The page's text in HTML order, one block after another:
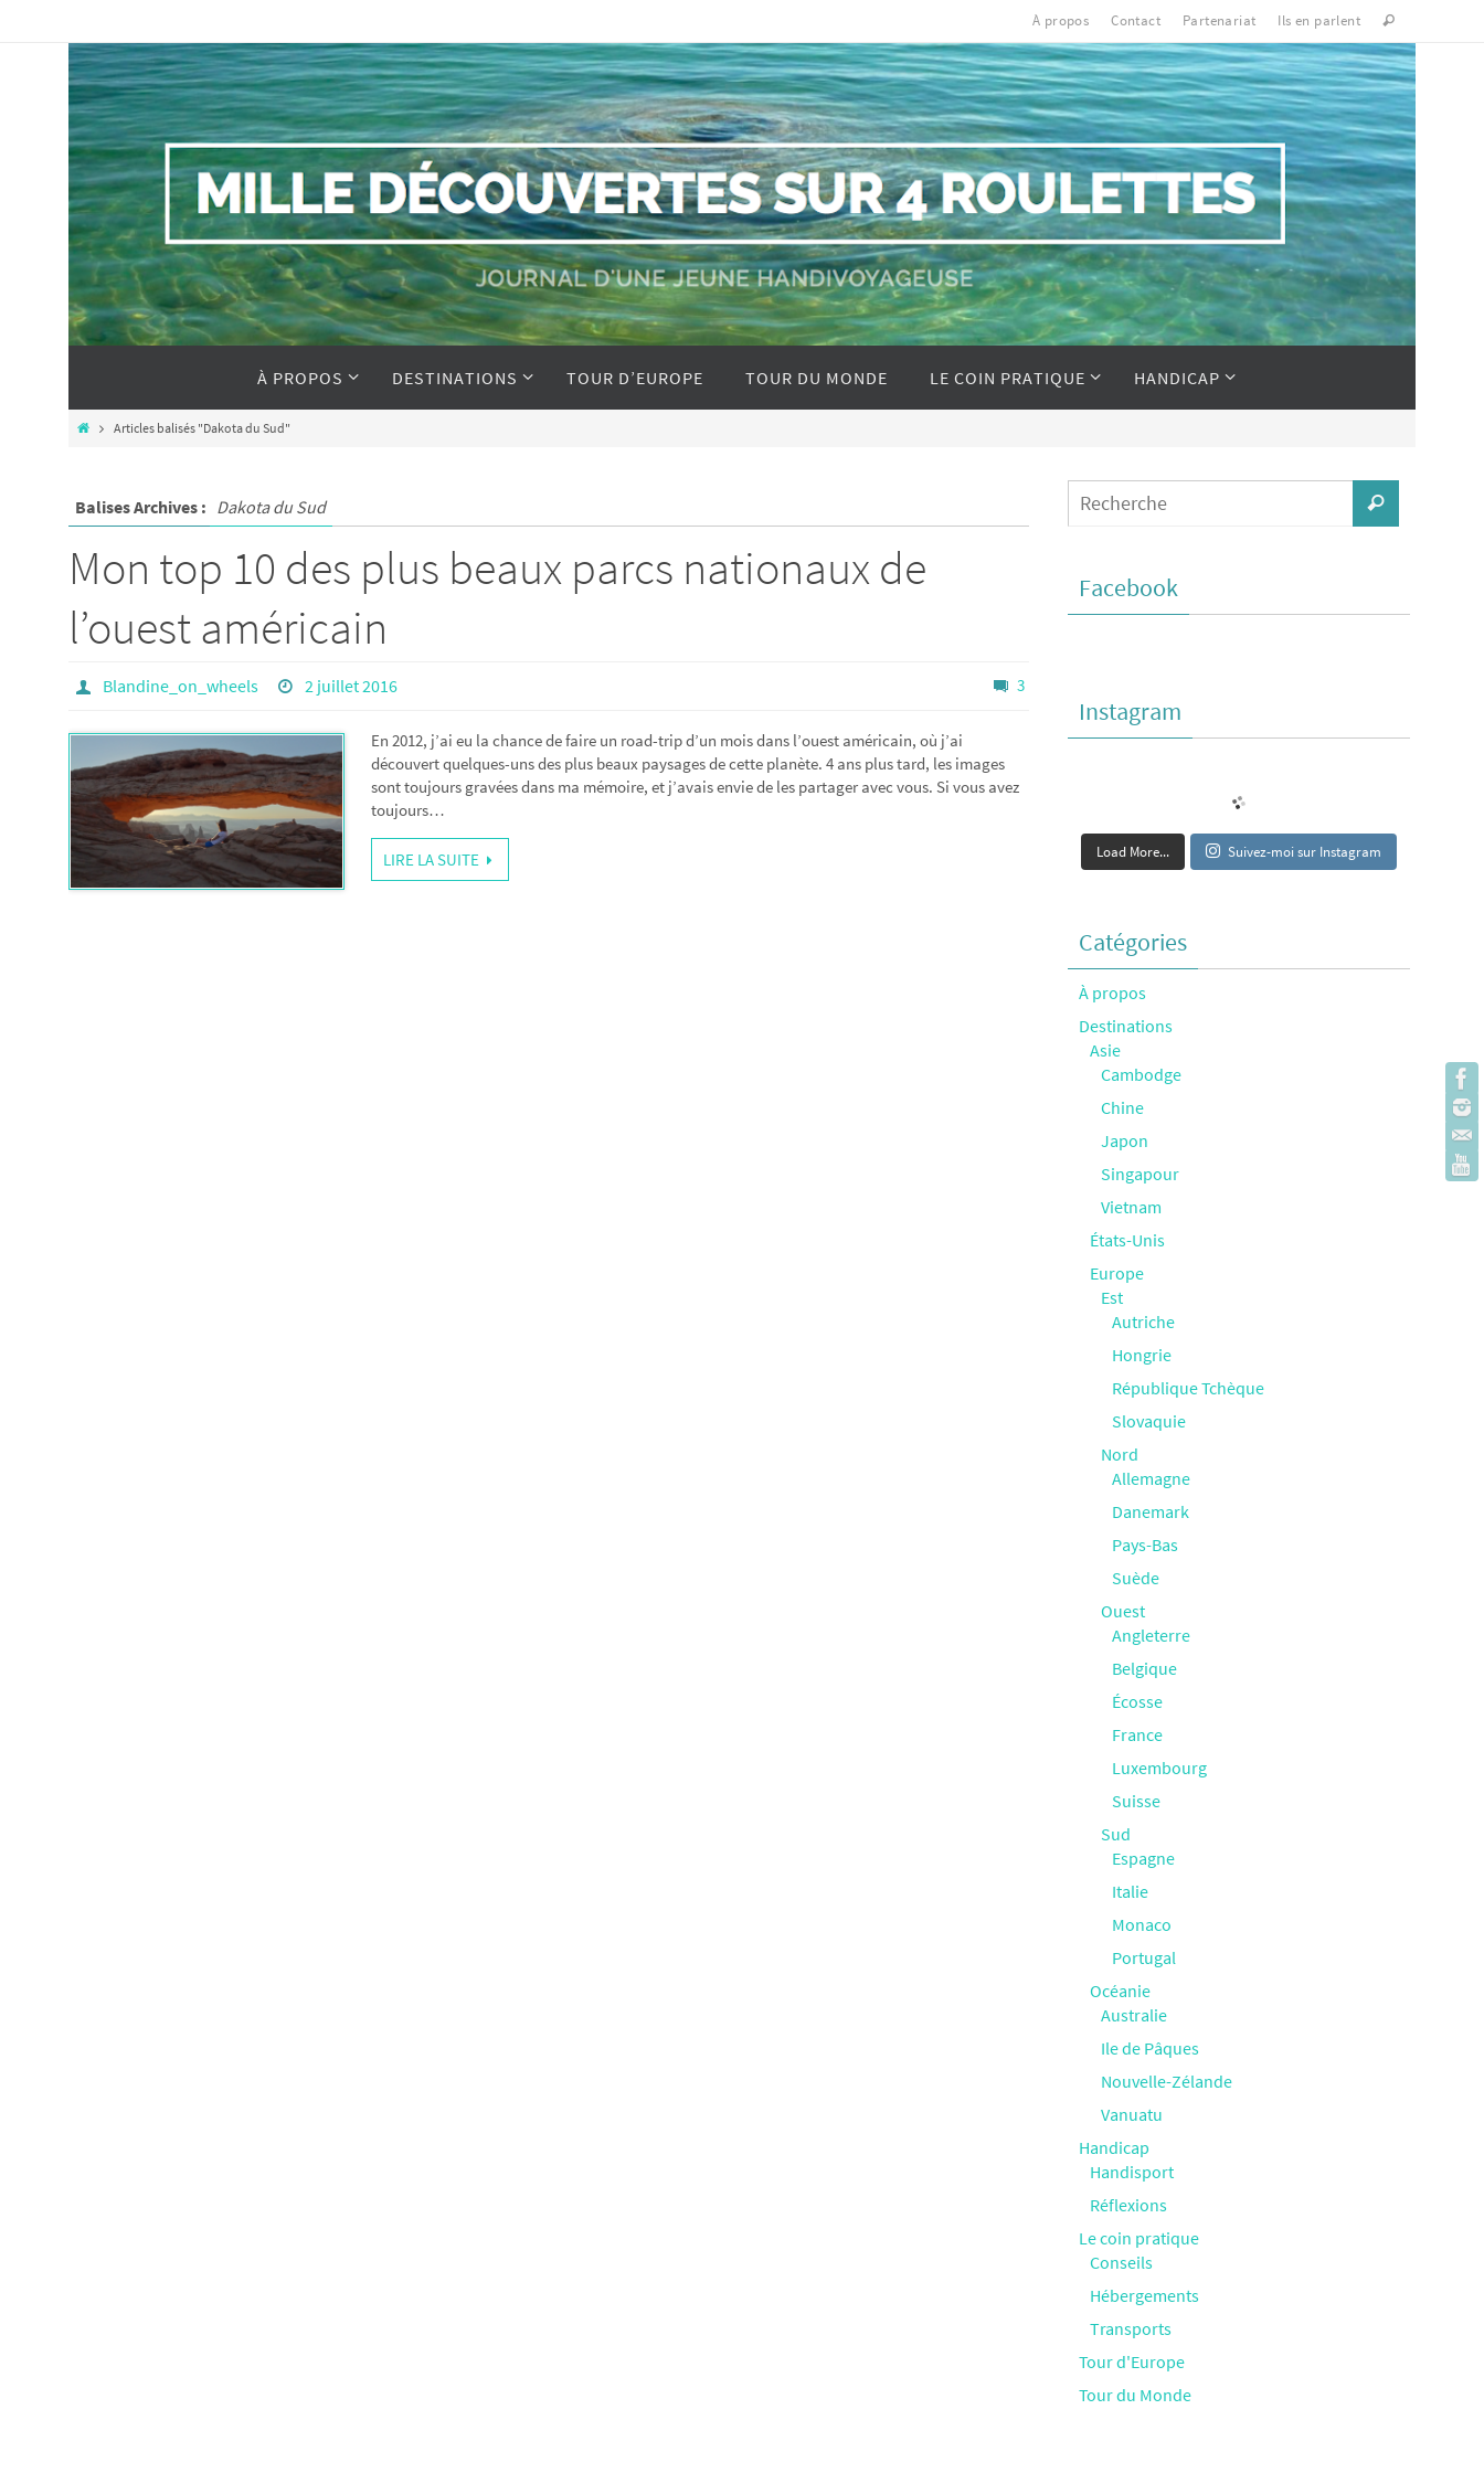
À propos Contact Partenariat Ils en parlent
À PROPOS DESTINATIONS TOUR D’EUROPE TOUR DU MONDE LE COIN PRATIQUE HANDICAP
Articles balisés "Dakota du Sud"
Balises Archives : Dakota du Sud
Mon top 10 des plus beaux parcs nationaux de
l’ouest américain
Blandine_on_wheels 2 juillet 2016 3
En 2012, j’ai eu la chance de faire un road-trip d’un mois dans l’ouest américain, où j’ai
découvert quelques-uns des plus beaux paysages de cette planète. 4 ans plus tard, les images
sont toujours gravées dans ma mémoire, et j’avais envie de les partager avec vous. Si vous avez
toujours…
LIRE LA SUITE
Facebook
Instagram
Load More... Suivez-moi sur Instagram
Catégories
À propos
Destinations
Asie
Cambodge
Chine
Japon
Singapour
Vietnam
États-Unis
Europe
Est
Autriche
Hongrie
République Tchèque
Slovaquie
Nord
Allemagne
Danemark
Pays-Bas
Suède
Ouest
Angleterre
Belgique
Écosse
France
Luxembourg
Suisse
Sud
Espagne
Italie
Monaco
Portugal
Océanie
Australie
Ile de Pâques
Nouvelle-Zélande
Vanuatu
Handicap
Handisport
Réflexions
Le coin pratique
Conseils
Hébergements
Transports
Tour d'Europe
Tour du Monde